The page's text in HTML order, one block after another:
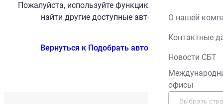
О нашей
Контактные
Новости СБТ
офисы
Пожалуйста, используйте функцию поиска, чтобы
найти другие доступные автомобили.
Вернуться к Подобрать автомобиль